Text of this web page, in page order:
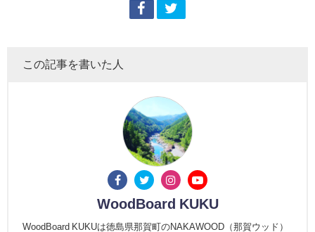
この記事を書いた人
WoodBoard KUKU
WoodBoard KUKUは徳島県那賀町のNAKAWOOD（那賀ウッド）